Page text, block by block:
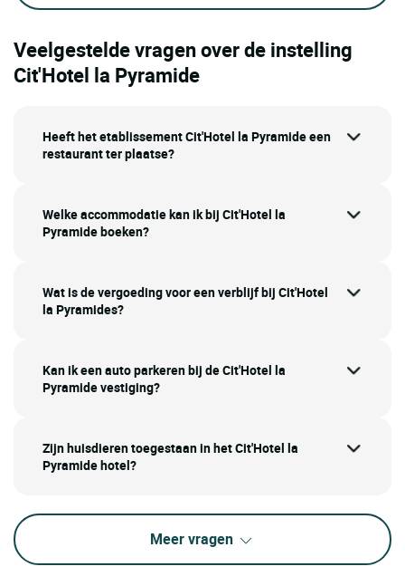
Veelgestelde vragen over de instelling
Cit'Hotel la Pyramide
Heeft het etablissement Cit'Hotel la Pyramide een
restaurant ter plaatse?
Welke accommodatie kan ik bij Cit'Hotel la
Pyramide boeken?
Wat is de vergoeding voor een verblijf bij Cit'Hotel
la Pyramides?
Kan ik een auto parkeren bij de Cit'Hotel la
Pyramide vestiging?
Zijn huisdieren toegestaan in het Cit'Hotel la
Pyramide hotel?
Meer vragen